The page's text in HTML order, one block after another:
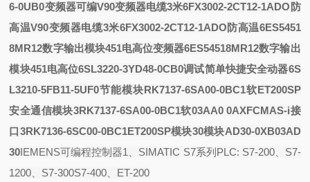
6-0UB0变频器可编V90变频器电缆3米6FX3002-2CT12-1ADO防
高温V90变频器电缆3米6FX3002-2CT12-1ADO防高温6ES5451
8MR12数字输出模块451电高位变频器6ES54518MR12数字输出
模块451电高位6SL3220-3YD48-0CB0调试简单快捷安全动器6S
L3210-5FB11-5UF0节能模块RK7137-6SA00-0BC1软ET200SP
安全通信模块3RK7137-6SA00-0BC1软03AA0 0AXFCMAS-i接
口3RK7136-6SC00-0BC1ET200SP模块30模块AD30-0XB03AD
30IEMENS可编程控制器1、SIMATIC S7系列PLC: S7-200、S7-
1200、S7-300S7-400、ET-200